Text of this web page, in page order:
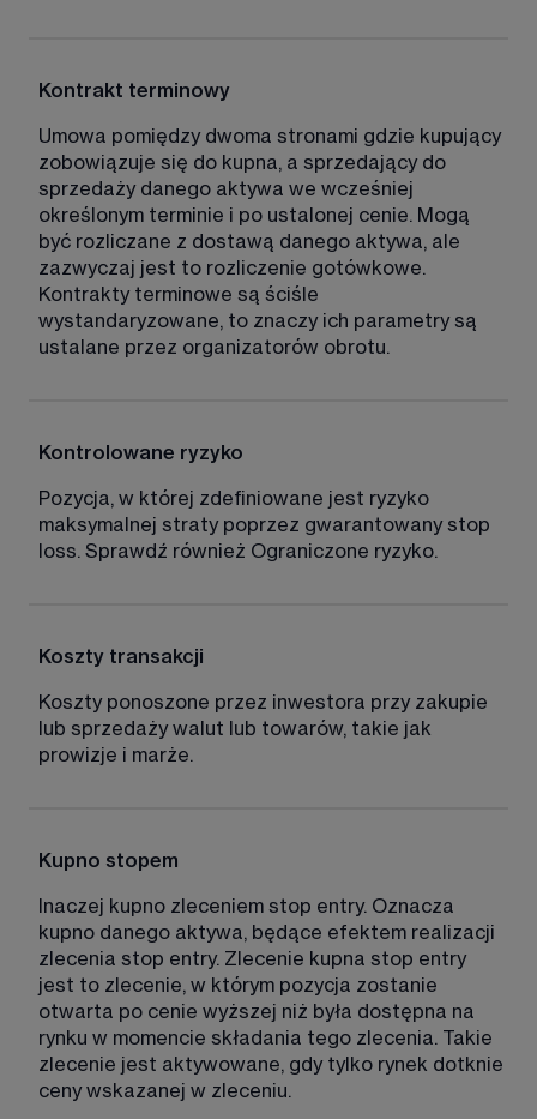
Kontrakt terminowy
Umowa pomiędzy dwoma stronami gdzie kupujący
zobowiązuje się do kupna, a sprzedający do
sprzedaży danego aktywa we wcześniej
określonym terminie i po ustalonej cenie. Mogą
być rozliczane z dostawą danego aktywa, ale
zazwyczaj jest to rozliczenie gotówkowe.
Kontrakty terminowe są ściśle
wystandaryzowane, to znaczy ich parametry są
ustalane przez organizatorów obrotu.
Kontrolowane ryzyko
Pozycja, w której zdefiniowane jest ryzyko
maksymalnej straty poprzez gwarantowany stop
loss. Sprawdź również Ograniczone ryzyko.
Koszty transakcji
Koszty ponoszone przez inwestora przy zakupie
lub sprzedaży walut lub towarów, takie jak
prowizje i marże.
Kupno stopem
Inaczej kupno zleceniem stop entry. Oznacza
kupno danego aktywa, będące efektem realizacji
zlecenia stop entry. Zlecenie kupna stop entry
jest to zlecenie, w którym pozycja zostanie
otwarta po cenie wyższej niż była dostępna na
rynku w momencie składania tego zlecenia. Takie
zlecenie jest aktywowane, gdy tylko rynek dotknie
ceny wskazanej w zleceniu.